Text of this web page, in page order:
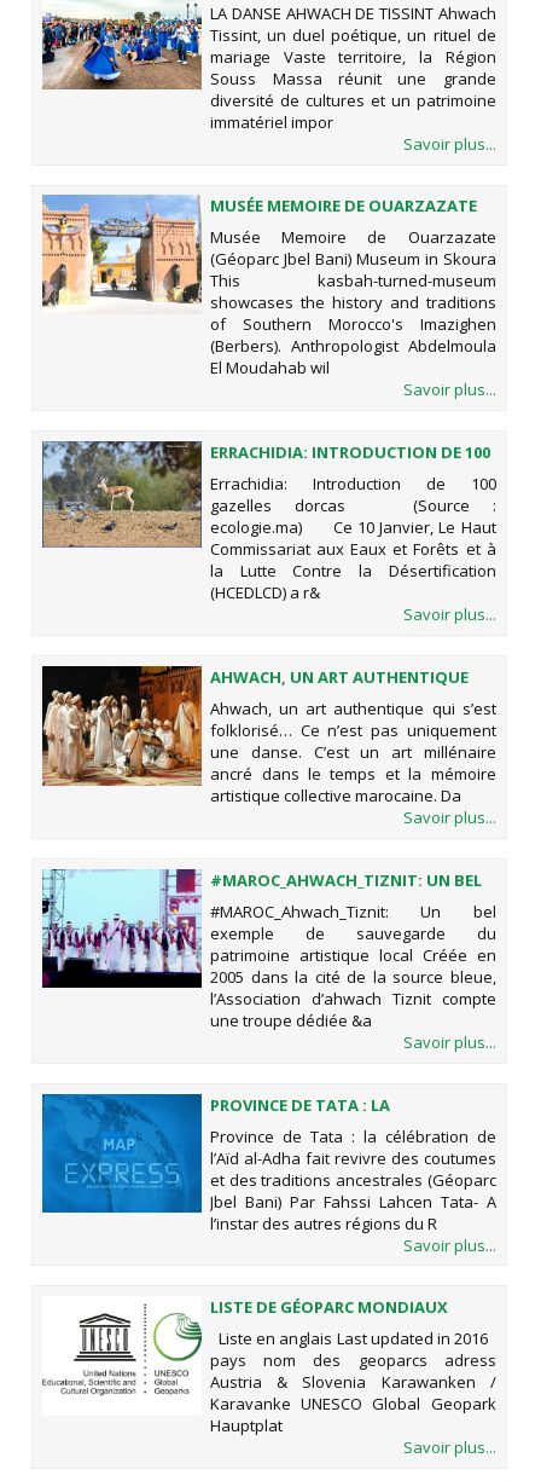
LA DANSE AHWACH DE TISSINT Ahwach
Tissint, un duel poétique, un rituel de
mariage Vaste territoire, la Région
Souss Massa réunit une grande
diversité de cultures et un patrimoine
immatériel impor
Savoir plus...
MUSÉE MEMOIRE DE OUARZAZATE
(GÉOPARC JBEL BANI)
Musée Memoire de Ouarzazate
(Géoparc Jbel Bani) Museum in Skoura
This kasbah-turned-museum
showcases the history and traditions
of Southern Morocco's Imazighen
(Berbers). Anthropologist Abdelmoula
El Moudahab wil
Savoir plus...
ERRACHIDIA: INTRODUCTION DE 100
GAZELLES DORCAS
Errachidia: Introduction de 100
gazelles dorcas (Source :
ecologie.ma) Ce 10 Janvier, Le Haut
Commissariat aux Eaux et Forêts et à
la Lutte Contre la Désertification
(HCEDLCD) a r&
Savoir plus...
AHWACH, UN ART AUTHENTIQUE
QUI S’EST FOLKLORISÉ…
Ahwach, un art authentique qui s’est
folklorisé… Ce n’est pas uniquement
une danse. C’est un art millénaire
ancré dans le temps et la mémoire
artistique collective marocaine. Da
Savoir plus...
#MAROC_AHWACH_TIZNIT: UN BEL
EXEMPLE DE SAUVEGARDE DU
PATRIMOINE ARTISTIQUE LOCAL
#MAROC_Ahwach_Tiznit: Un bel
exemple de sauvegarde du
patrimoine artistique local Créée en
2005 dans la cité de la source bleue,
l’Association d’ahwach Tiznit compte
une troupe dédiée &a
Savoir plus...
PROVINCE DE TATA : LA
CÉLÉBRATION DE L’AÏD AL-ADHA
FAIT REVIVRE DES COUTUMES ET DES
TRADITIONS ANCESTRALES
(GÉOPARC JBEL BANI)
Province de Tata : la célébration de
l’Aïd al-Adha fait revivre des coutumes
et des traditions ancestrales (Géoparc
Jbel Bani) Par Fahssi Lahcen Tata- A
l’instar des autres régions du R
Savoir plus...
LISTE DE GÉOPARC MONDIAUX
UNESCO TRANS-NATIONAUX
Liste en anglais Last updated in 2016
pays nom des geoparcs adress
Austria & Slovenia Karawanken /
Karavanke UNESCO Global Geopark
Hauptplat
Savoir plus...